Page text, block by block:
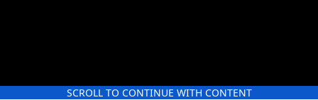
SCROLL TO CONTINUE WITH CONTENT